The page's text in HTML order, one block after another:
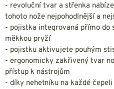
- revoluční tvar a střenka
tohoto nože nejpohodlnější a
- pojistka integrovaná přímo do
měkkou pryží
- pojistku aktivujete pouhým
- ergonomicky zakřivený tvar
přístup k nástrojům
- díky nehetníku na každé